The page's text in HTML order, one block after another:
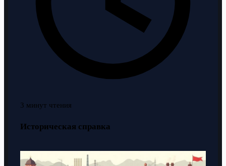
3 минут чтения
Историческая справка